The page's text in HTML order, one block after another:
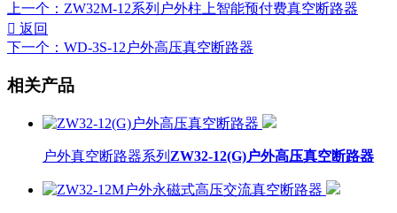
上一个： ZW32M-12系列户外柱上智能预付费真空断路器
 返回
下一个： WD-3S-12户外高压真空断路器
相关产品
户外真空断路器系列 ZW32-12(G)户外高压真空断路器